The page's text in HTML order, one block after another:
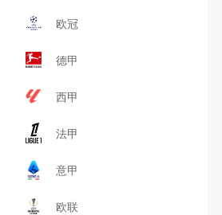
欧冠
德甲
西甲
法甲
意甲
欧联